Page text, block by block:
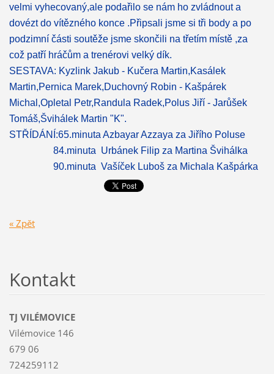
velmi vyhecovaný,ale podařilo se nám ho zvládnout a
dovézt do vítězného konce .Připsali jsme si tři body a po
podzimní části soutěže jsme skončili na třetím místě ,za
což patří hráčům a trenérovi velký dík.
SESTAVA: Kyzlink Jakub - Kučera Martin,Kasálek
Martin,Pernica Marek,Duchovný Robin - Kašpárek
Michal,Opletal Petr,Randula Radek,Polus Jiří - Jarůšek
Tomáš,Švihálek Martin "K".
STŘÍDÁNÍ:65.minuta Azbayar Azzaya za Jiřího Poluse
84.minuta Urbánek Filip za Martina Švihálka
90.minuta Vašíček Luboš za Michala Kašpárka
« Zpět
Kontakt
TJ VILÉMOVICE
Vilémovice 146
679 06
724259112